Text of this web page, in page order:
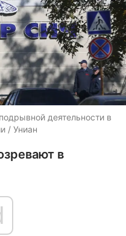
деятельности в
/ Униан
в